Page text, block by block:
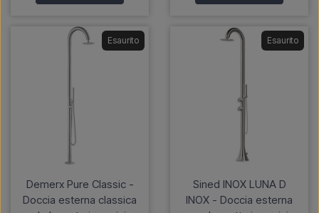
Esaurito
Demerx Pure Classic -
Doccia esterna classica
Esaurito
Sined INOX LUNA D
INOX - Doccia esterna